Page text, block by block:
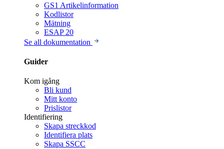
GS1 Artikelinformation
Kodlistor
Mätning
ESAP 20
Se all dokumentation
Guider
Kom igång
Bli kund
Mitt konto
Prislistor
Identifiering
Skapa streckkod
Identifiera plats
Skapa SSCC